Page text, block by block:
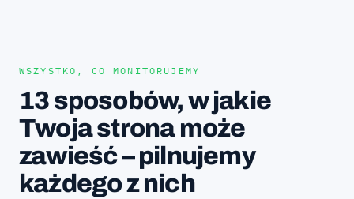
WSZYSTKO, CO MONITORUJEMY
13 sposobów, w jakie
Twoja strona może
zawieść – pilnujemy
każdego z nich